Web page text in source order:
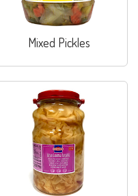
Mixed Pickles